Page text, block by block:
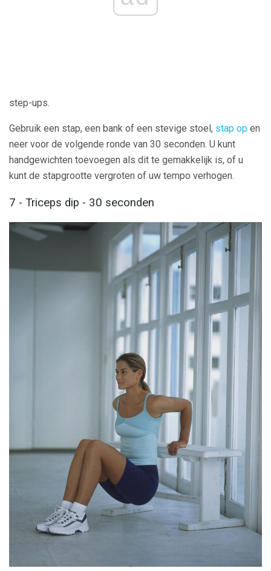
step-ups.
Gebruik een stap, een bank of een stevige stoel, stap op en
neer voor de volgende ronde van 30 seconden. U kunt
handgewichten toevoegen als dit te gemakkelijk is, of u
kunt de stapgrootte vergroten of uw tempo verhogen.
7 - Triceps dip - 30 seconden